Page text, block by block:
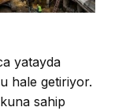
yatayda
hale getiriyor.
sahip